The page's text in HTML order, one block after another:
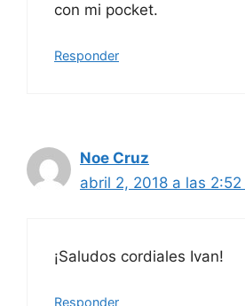
con mi pocket.
Responder
Noe Cruz
abril 2, 2018 a las 2:52
¡Saludos cordiales Ivan!
Responder